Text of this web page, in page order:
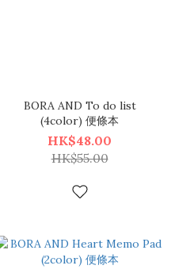
BORA AND To do list
(4color) 便條本
HK$48.00
HK$55.00